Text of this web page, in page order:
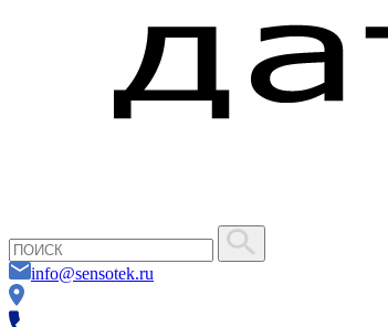
info@sensotek.ru